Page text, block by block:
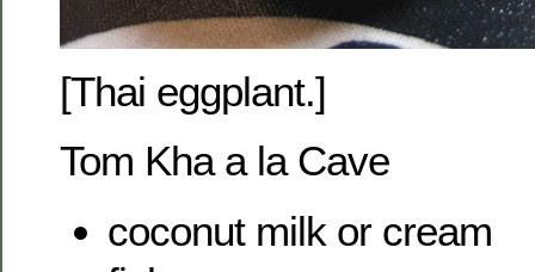
[Thai eggplant.]
Tom Kha a la Cave
coconut milk or cream